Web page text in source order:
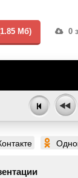
Мб) 0